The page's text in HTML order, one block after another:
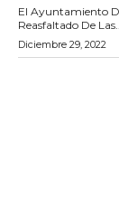
El Ayuntamiento
Reasfaltado De Las...
Diciembre 29, 2022